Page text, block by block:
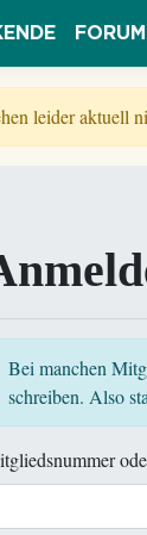
FORUM
leider
Bei manchen
schreiben. Also